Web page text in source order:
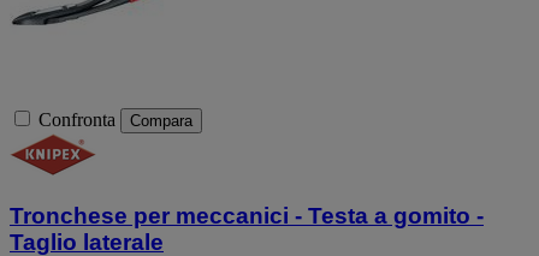
Confronta Compara
Tronchese per meccanici - Testa a gomito -
Taglio laterale